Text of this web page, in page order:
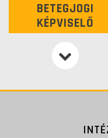
BETEGJOGI
KÉPVISELŐ